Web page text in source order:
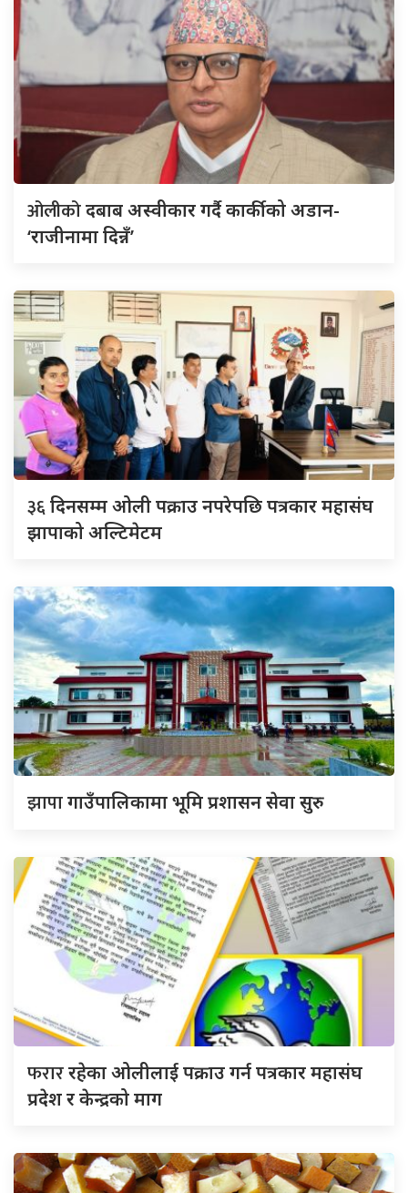
ओलीकोदबाब अस्वीकार गर्दै कार्कीको अडान-
‘राजीनामा दिन्नँ’
३६दिनसम्म ओली पक्राउ नपरेपछि पत्रकार महासंघ
झापाको अल्टिमेटम
झापागाउँपालिकामा भूमि प्रशासन सेवा सुरु
फराररहेका ओलीलाई पक्राउ गर्न पत्रकार महासंघ
प्रदेश र केन्द्रको माग